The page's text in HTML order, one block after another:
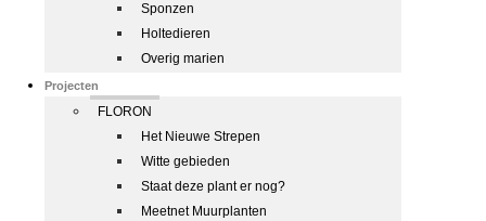
Sponzen
Holtedieren
Overig marien
Projecten
FLORON
Het Nieuwe Strepen
Witte gebieden
Staat deze plant er nog?
Meetnet Muurplanten